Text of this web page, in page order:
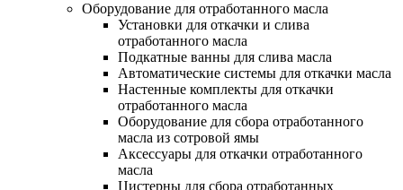
Оборудование для отработанного масла
Установки для откачки и слива
отработанного масла
Подкатные ванны для слива масла
Автоматические системы для откачки масла
Настенные комплекты для откачки
отработанного масла
Оборудование для сбора отработанного
масла из сотровой ямы
Аксессуары для откачки отработанного
масла
Цистерны для сбора отработанных